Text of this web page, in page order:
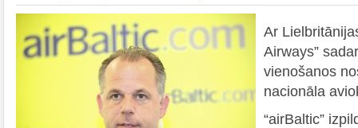
Ar
Airways”
vienošanos
nacionāla
“airBaltic”